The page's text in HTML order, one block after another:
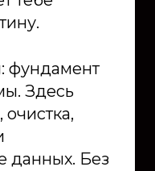
фундамент
Здесь
данных. Без